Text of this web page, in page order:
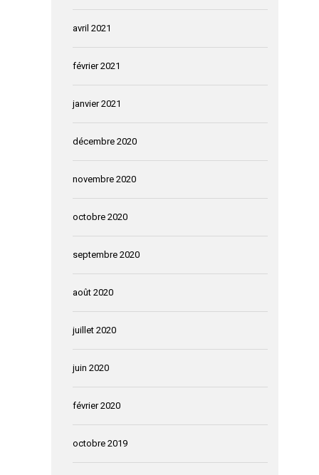
avril 2021
février 2021
janvier 2021
décembre 2020
novembre 2020
octobre 2020
septembre 2020
août 2020
juillet 2020
juin 2020
février 2020
octobre 2019